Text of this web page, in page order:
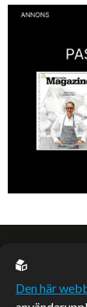
En av
EU casino
Den här